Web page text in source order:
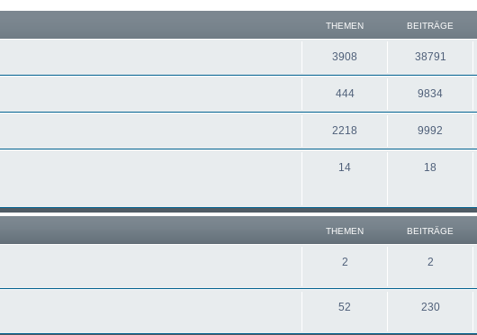
THEMEN BEITRÄGE
3908 38791
444 9834
2218 9992
14 18
THEMEN BEITRÄGE
2 2
52 230